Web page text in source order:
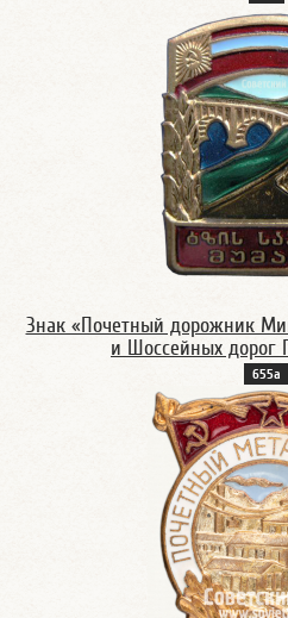
Знак «Почетный дорожник
и Шоссейных дорог
655а